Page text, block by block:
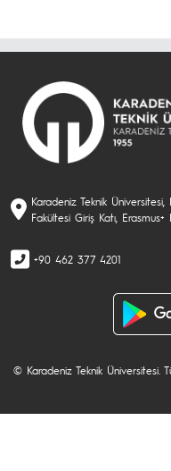
Karadeniz Teknik
Fakültesi Giriş Katı,
+90 462 377 4201
© Karadeniz Teknik Üniversitesi.